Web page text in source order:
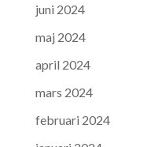
juni 2024
maj 2024
april 2024
mars 2024
februari 2024